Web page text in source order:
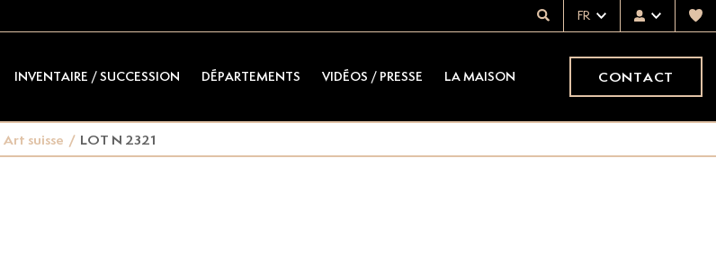
FR
INVENTAIRE / SUCCESSION DÉPARTEMENTS VIDÉOS / PRESSE LA MAISON CONTACT
Art suisse / LOT N 2321